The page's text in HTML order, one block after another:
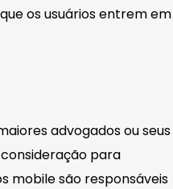
os usuários entrem em
advogados ou seus
para
mobile são responsáveis